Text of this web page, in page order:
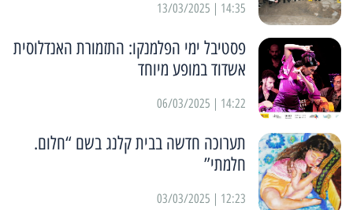
14:35 | 13/03/2025
פסטיבל ימי הפלמנקו: התזמורת האנדלוסית
אשדוד במופע מיוחד
14:22 | 06/03/2025
תערוכה חדשה בבית קלנג בשם “חלום.
חלמתי”
12:23 | 03/03/2025